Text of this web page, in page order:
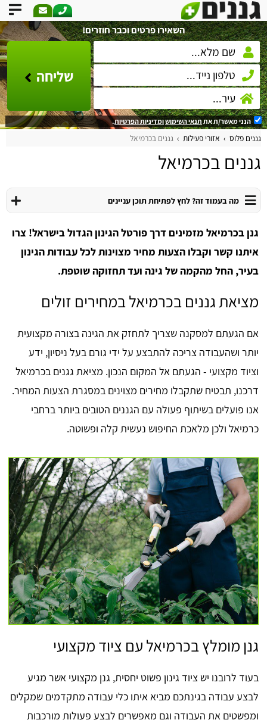
השאירו פרטים וכבר חוזרים!
שליחה
הנני מאשר/ת אתתנאי השימושומדיניות הפרטיות.
גננים פלוס אזורי פעילות גננים בכרמיאל
גננים בכרמיאל
מה בעמוד זה? לחץ לפתיחת תוכן עניינים
גנן בכרמיאל מזמינים דרך פורטל הגינון הגדול בישראל! צרו
איתנו קשר וקבלו הצעות מחיר מצוינות לכל עבודות הגינון
בעיר, החל מהקמה של גינה ועד תחזוקה שוטפת.
מציאת גננים בכרמיאל במחירים זולים
אם הגעתם למסקנה שצריך לתחזק את הגינה בצורה מקצועית
יותר ושהעבודה צריכה להתבצע על ידי גורם בעל ניסיון, ידע
וציוד מקצועי - הגעתם אל המקום הנכון. מציאת גגנים בכרמיאל
דרכנו, תבטיח שתקבלו מחירים מצוינים במסגרת הצעות המחיר.
אנו פועלים בשיתוף פעולה עם הגננים הטובים ביותר ברחבי
כרמיאל ולכן מלאכת החיפוש נעשית קלה ופשוטה.
גנן מומלץ בכרמיאל עם ציוד מקצועי
בעוד לרובנו יש ציוד גינון פשוט יחסית, גנן מקצועי אשר מגיע
לבצע עבודה בגינתכם מביא איתו כלי עבודה מתקדמים שמקלים
ומפשטים את העבודה וגם מאפשרים לבצע פעולות מורכבות